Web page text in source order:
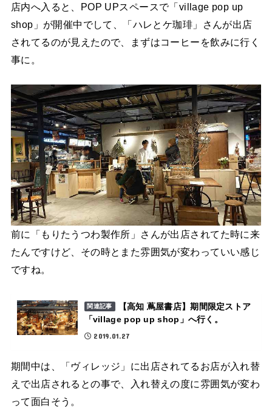
店内へ入ると、 POP UPスペースで「village pop up
shop」が開催中でして、「ハレとケ珈琲」さんが出店
されてるのが見えたので、まずはコーヒーを飲みに行く
事に。
前に「もりたうつわ製作所」さんが出店されてた時に来
たんですけど、その時とまた雰囲気が変わっていい感じ
ですね。
関連記事
【高知 蔦屋書店】期間限定ストア
「village pop up shop」へ行く。
2019.01.27
期間中は、「ヴィレッジ」に出店されてるお店が入れ替
えで出店されるとの事で、入れ替えの度に雰囲気が変わ
って面白そう。